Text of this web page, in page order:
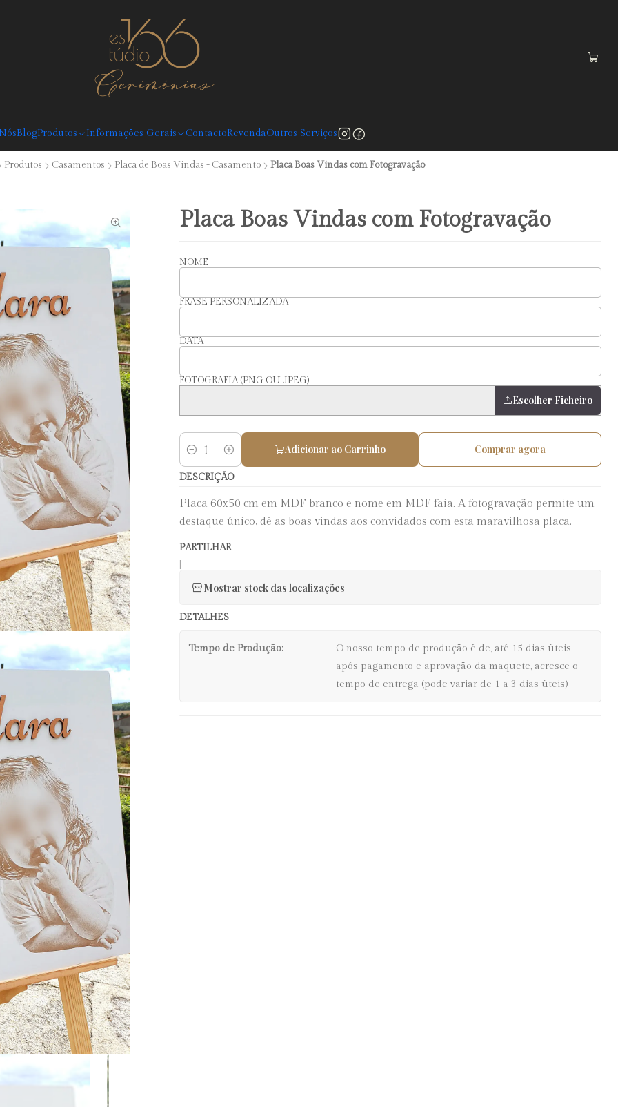
BlogProdutos Informações Gerais ContactoRevendaOutros Serviços
Produtos Casamentos Placa de Boas Vindas - Casamento Placa Boas Vindas com Fotogravação
Placa Boas Vindas com Fotogravação
NOME
FRASE PERSONALIZADA
DATA
FOTOGRAFIA (PNG OU JPEG)
Escolher Ficheiro
Quantidade
Adicionar ao Carrinho Comprar agora
DESCRIÇÃO
Placa 60x50 cm em MDF branco e nome em MDF faia. A fotogravação permite um
destaque único, dê as boas vindas aos convidados com esta maravilhosa placa.
PARTILHAR
Mostrar stock das localizações
DETALHES
Tempo de Produção:
O nosso tempo de produção é de, até 15 dias úteis
após pagamento e aprovação da maquete, acresce o
tempo de entrega (pode variar de 1 a 3 dias úteis)